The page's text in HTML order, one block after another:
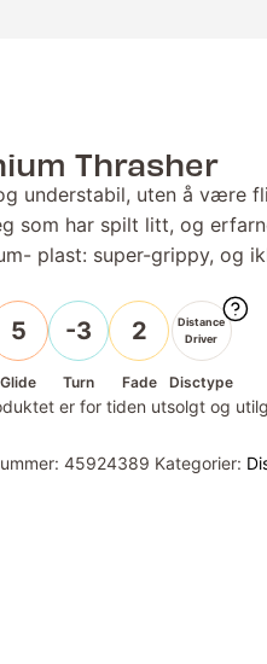
Thrasher
understabil, uten å være
som har spilt litt, og
plast: super-grippy, og
5
Glide
-3
Turn
2
Fade
Distance
Driver
Disctype
er for tiden utsolgt og
45924389 Kategorier: